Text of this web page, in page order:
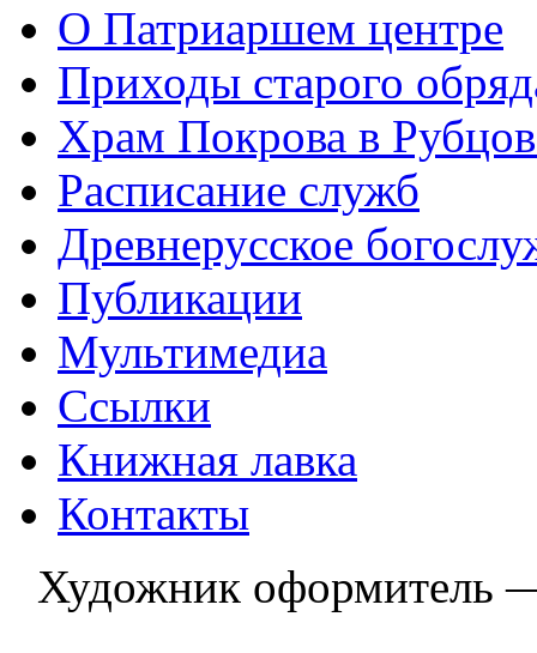
О Патриаршем центре
Приходы старого
Храм Покрова в
Расписание служб
Древнерусское
Публикации
Мультимедиа
Ссылки
Книжная лавка
Контакты
Художник оформитель